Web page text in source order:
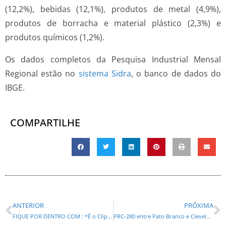
(12,2%), bebidas (12,1%), produtos de metal (4,9%),
produtos de borracha e material plástico (2,3%) e
produtos químicos (1,2%).
Os dados completos da Pesquisa Industrial Mensal
Regional estão no sistema Sidra, o banco de dados do
IBGE.
COMPARTILHE
ANTERIOR
FIQUE POR DENTRO COM : *É o Clipping* !
PRÓXIMA
PRC-280 entre Pato Branco e Clevelândia já está recebendo restauração em concreto